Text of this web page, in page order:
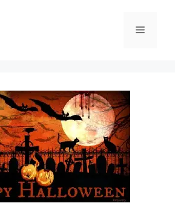
Menu